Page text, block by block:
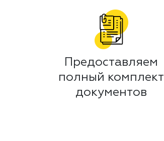
Предоставляем
полный комплект
документов